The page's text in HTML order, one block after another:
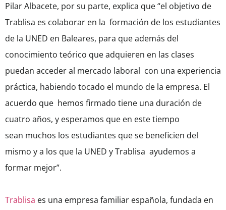
Pilar Albacete, por su parte, explica que “el objetivo de
Trablisa es colaborar en la formación de los estudiantes
de la UNED en Baleares, para que además del
conocimiento teórico que adquieren en las clases
puedan acceder al mercado laboral con una experiencia
práctica, habiendo tocado el mundo de la empresa. El
acuerdo que hemos firmado tiene una duración de
cuatro años, y esperamos que en este tiempo
sean muchos los estudiantes que se beneficien del
mismo y a los que la UNED y Trablisa ayudemos a
formar mejor”.
Trablisa es una empresa familiar española, fundada en